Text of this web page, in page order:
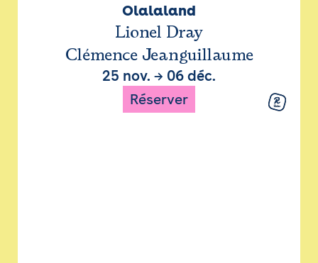
Olalaland
Lionel Dray
Clémence Jeanguillaume
25 nov. → 06 déc.
Réserver